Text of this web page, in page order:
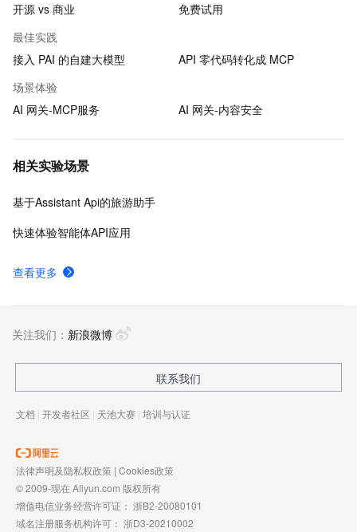
开源 vs 商业
免费试用
最佳实践
接入 PAI 的自建大模型
API 零代码转化成 MCP
场景体验
AI 网关-MCP服务
AI 网关-内容安全
相关实验场景
基于Assistant Api的旅游助手
快速体验智能体API应用
查看更多
关注我们： 新浪微博
联系我们
文档 | 开发者社区 | 天池大赛 | 培训与认证
法律声明及隐私权政策 | Cookies政策
© 2009-现在 Aliyun.com 版权所有
增值电信业务经营许可证： 浙B2-20080101
域名注册服务机构许可： 浙D3-20210002